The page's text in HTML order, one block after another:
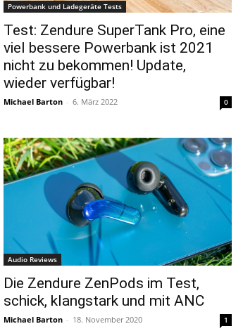
Powerbank und Ladegeräte Tests
Test: Zendure SuperTank Pro, eine
viel bessere Powerbank ist 2021
nicht zu bekommen! Update,
wieder verfügbar!
Michael Barton - 6. März 2022 0
Audio Reviews
Die Zendure ZenPods im Test,
schick, klangstark und mit ANC
Michael Barton - 18. November 2020 1